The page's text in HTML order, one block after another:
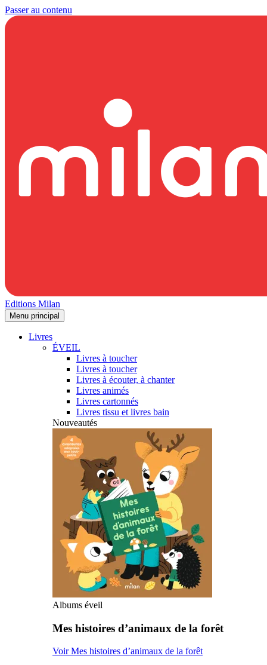
Passer au contenu
Editions Milan
Menu principal
Livres
ÉVEIL
Livres à toucher
Livres à toucher
Livres à écouter, à chanter
Livres animés
Livres cartonnés
Livres tissu et livres bain
Nouveautés
Albums éveil
Mes histoires d’animaux de la forêt
Voir Mes histoires d’animaux de la forêt